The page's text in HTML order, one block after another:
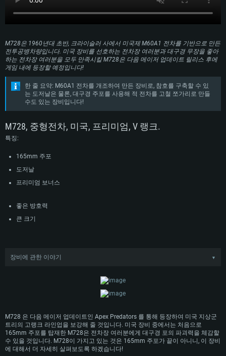
Linux
최소사양
운영체제: Windows 10 (64 bit)
프로세서: 2.2 GHz 듀얼코어 이상
최소사양
운영체제: Mac OS Big Sur 11.0
프로세서: 최소 2.2 GHz의 Core i5 (Intel Xeon 은 지원하지 않습니다)
최소사양
운영체제: 64bit Linux 중 최신 버전
프로세서: 2.4 GHz 듀얼코어
M728은 1960년대 초반, 크라이슬러 사에서 미국제 M60A1 전차를 기반으로 만든
전투공병차량입니다. 미국 장비를 선호하는 전차장 여러분과 대구경 무장을 좋아
하는 전차장 여러분을 모두 만족시킬 M728은 다음 메이저 업데이트 릴리스 후에
게임 내에 등장할 예정입니다!
한 줄 요약: M60A1 전차를 개조하여 만든 장비로, 참호를 구축할 수 있
는 도저날은 물론, 대구경 주포를 사용해 적 전차를 고철 쪼가리로 만들
수도 있는 장비입니다!
M728, 중형전차, 미국, 프리미엄, V 랭크.
특징:
165mm 주포
도저날
프리미엄 보너스
좋은 방호력
큰 크기
장비에 관한 이야기 ▼
발하기 시작했습니다. 이 프로젝트는 1961년 10월에 본격적으로 시작되었고, 개
선형인 M60A1의 차대를 기반으로 포탑에 붐과 윈치 등의 장비를 탑재하였고 도
저날과 영국제 L9A1을 개량한 165mm 전차포를 주 무장으로 탑재하고 있었습니
1963년 10월, 수 대의 장비가 새로이 출고되거나 공병장비로 개조되어 각종 테스
트를 거쳤습니다. 이 중 공병장비로 개조된 장비들은 1964년 3월부터 개조가 시작
되어 같은 해 7월에 개조 작업이 종료되었습니다. 이와 함께, 공식적으로 M728이
라 명명된 장비가 양산 승인을 받게 되었습니다. 양산이 시작된 뒤, M728의 초도
생산분은 베트남전이 벌어지던 베트남으로 건너가 병사들을 지원하는 역할을 수
M728 은 다음 메이저 업데이트인 Apex Predators 를 통해 등장하여 미국 지상군
트리의 고랭크 라인업을 보강해 줄 것입니다. 미국 장비 중에서는 처음으로
165mm 주포를 탑재한 M728은 전차장 여러분에게 대구경 포의 파괴력을 체감할
수 있을 것입니다. M728이 가지고 있는 것은 165mm 주포가 끝이 아니니, 이 장비
에 대해서 더 자세히 살펴보도록 하겠습니다!